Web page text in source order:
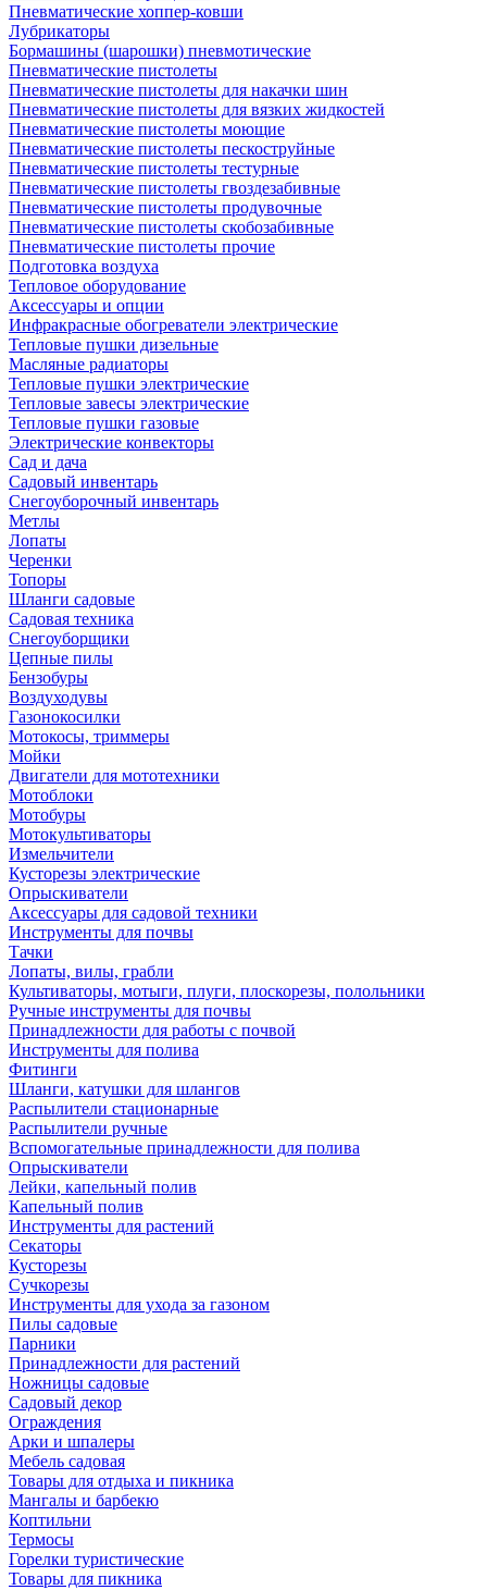
Пневматические хоппер-ковши
Лубрикаторы
Бормашины (шарошки) пневмотические
Пневматические пистолеты
Пневматические пистолеты для накачки шин
Пневматические пистолеты для вязких жидкостей
Пневматические пистолеты моющие
Пневматические пистолеты пескоструйные
Пневматические пистолеты тестурные
Пневматические пистолеты гвоздезабивные
Пневматические пистолеты продувочные
Пневматические пистолеты скобозабивные
Пневматические пистолеты прочие
Подготовка воздуха
Тепловое оборудование
Аксессуары и опции
Инфракрасные обогреватели электрические
Тепловые пушки дизельные
Масляные радиаторы
Тепловые пушки электрические
Тепловые завесы электрические
Тепловые пушки газовые
Электрические конвекторы
Сад и дача
Садовый инвентарь
Снегоуборочный инвентарь
Метлы
Лопаты
Черенки
Топоры
Шланги садовые
Садовая техника
Снегоуборщики
Цепные пилы
Бензобуры
Воздуходувы
Газонокосилки
Мотокосы, триммеры
Мойки
Двигатели для мототехники
Мотоблоки
Мотобуры
Мотокультиваторы
Измельчители
Кусторезы электрические
Опрыскиватели
Аксессуары для садовой техники
Инструменты для почвы
Тачки
Лопаты, вилы, грабли
Культиваторы, мотыги, плуги, плоскорезы, полольники
Ручные инструменты для почвы
Принадлежности для работы с почвой
Инструменты для полива
Фитинги
Шланги, катушки для шлангов
Распылители стационарные
Распылители ручные
Вспомогательные принадлежности для полива
Опрыскиватели
Лейки, капельный полив
Капельный полив
Инструменты для растений
Секаторы
Кусторезы
Сучкорезы
Инструменты для ухода за газоном
Пилы садовые
Парники
Принадлежности для растений
Ножницы садовые
Садовый декор
Ограждения
Арки и шпалеры
Мебель садовая
Товары для отдыха и пикника
Мангалы и барбекю
Коптильни
Термосы
Горелки туристические
Товары для пикника